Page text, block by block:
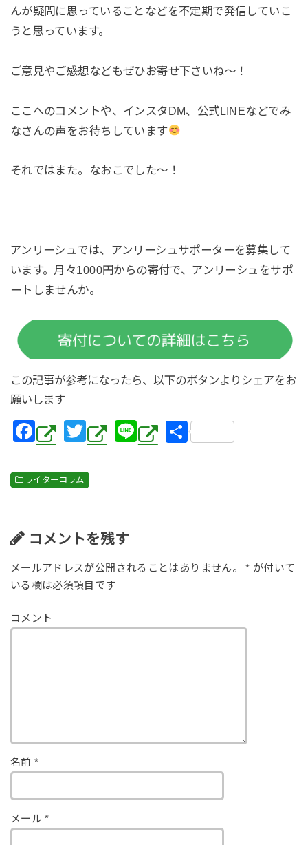
んが疑問に思っていることなどを不定期で発信していこ
うと思っています。
ご意見やご感想などもぜひお寄せ下さいね〜！
ここへのコメントや、インスタDM、公式LINEなどでみ
なさんの声をお待ちしています
それではまた。なおこでした〜！
アンリーシュでは、アンリーシュサポーターを募集して
います。月々1000円からの寄付で、アンリーシュをサポ
ートしませんか。
この記事が参考になったら、以下のボタンよりシェアをお
願いします
F
a
c
o
o
k
T
wi
tt
Li
n
共
ライターコラム
コメントを残す
メールアドレスが公開されることはありません。 * が付いて
いる欄は必須項目です
コメント
名前 *
メール*